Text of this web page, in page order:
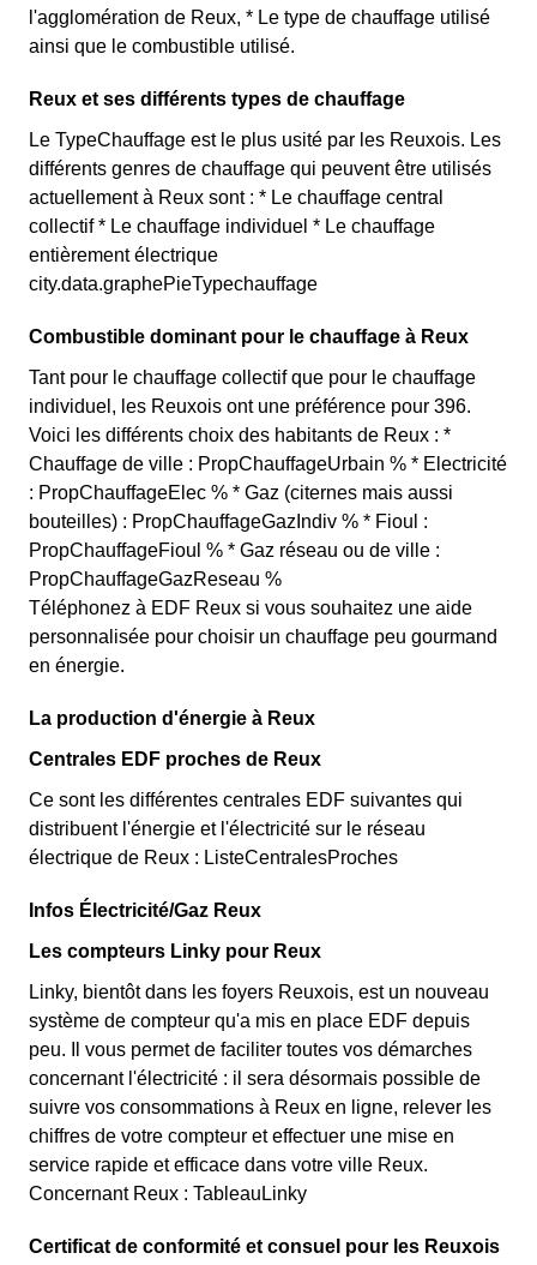
l'agglomération de Reux, * Le type de chauffage utilisé
ainsi que le combustible utilisé.
Reux et ses différents types de chauffage
Le TypeChauffage est le plus usité par les Reuxois. Les
différents genres de chauffage qui peuvent être utilisés
actuellement à Reux sont : * Le chauffage central
collectif * Le chauffage individuel * Le chauffage
entièrement électrique
city.data.graphePieTypechauffage
Combustible dominant pour le chauffage à Reux
Tant pour le chauffage collectif que pour le chauffage
individuel, les Reuxois ont une préférence pour 396.
Voici les différents choix des habitants de Reux : *
Chauffage de ville : PropChauffageUrbain % * Electricité
: PropChauffageElec % * Gaz (citernes mais aussi
bouteilles) : PropChauffageGazIndiv % * Fioul :
PropChauffageFioul % * Gaz réseau ou de ville :
PropChauffageGazReseau %
Téléphonez à EDF Reux si vous souhaitez une aide
personnalisée pour choisir un chauffage peu gourmand
en énergie.
La production d'énergie à Reux
Centrales EDF proches de Reux
Ce sont les différentes centrales EDF suivantes qui
distribuent l'énergie et l'électricité sur le réseau
électrique de Reux : ListeCentralesProches
Infos Électricité/Gaz Reux
Les compteurs Linky pour Reux
Linky, bientôt dans les foyers Reuxois, est un nouveau
système de compteur qu'a mis en place EDF depuis
peu. Il vous permet de faciliter toutes vos démarches
concernant l'électricité : il sera désormais possible de
suivre vos consommations à Reux en ligne, relever les
chiffres de votre compteur et effectuer une mise en
service rapide et efficace dans votre ville Reux.
Concernant Reux : TableauLinky
Certificat de conformité et consuel pour les Reuxois